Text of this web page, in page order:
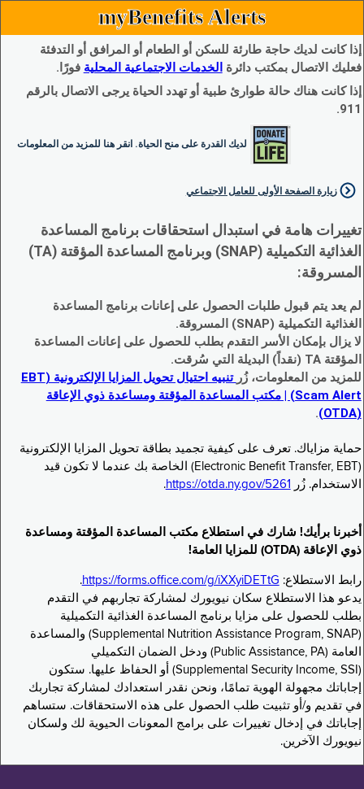
myBenefits Alerts
إذا كانت لديك حاجة طارئة للسكن أو الطعام أو المرافق أو التدفئة
فعليك الاتصال بمكتب دائرة الخدمات الاجتماعية المحلية فورًا.
إذا كانت هناك حالة طوارئ طبية أو تهدد الحياة يرجى الاتصال بالرقم
911.
لديك القدرة على منح الحياة. انقر هنا للمزيد من المعلومات
زيارة الصفحة الأولى للعامل الاجتماعي
تغييرات هامة في استبدال استحقاقات برنامج المساعدة
الغذائية التكميلية (SNAP) وبرنامج المساعدة المؤقتة (TA)
المسروقة:
لم يعد يتم قبول طلبات الحصول على إعانات برنامج المساعدة
الغذائية التكميلية (SNAP) المسروقة.
لا يزال بإمكان الأسر التقدم بطلب للحصول على إعانات المساعدة
المؤقتة TA (نقداً) البديلة التي سُرقت.
للمزيد من المعلومات، زُر
تنبيه احتيال تحويل المزايا الإلكترونية (EBT
Scam Alert) | مكتب المساعدة المؤقتة ومساعدة ذوي الإعاقة
(OTDA)
.
حماية مزاياك. تعرف على كيفية تجميد بطاقة تحويل المزايا الإلكترونية
(Electronic Benefit Transfer, EBT) الخاصة بك عندما لا تكون قيد
الاستخدام. زُر
https://otda.ny.gov/5261
.
أخبرنا برأيك! شارك في استطلاع مكتب المساعدة المؤقتة ومساعدة
ذوي الإعاقة (OTDA) للمزايا العامة!
رابط الاستطلاع: https://forms.office.com/g/iXXyiDETtG
.
يدعو هذا الاستطلاع سكان نيويورك لمشاركة تجاربهم في التقدم
بطلب للحصول على مزايا برنامج المساعدة الغذائية التكميلية
(Supplemental Nutrition Assistance Program, SNAP) والمساعدة
العامة (Public Assistance, PA) ودخل الضمان التكميلي
(Supplemental Security Income, SSI) أو الحفاظ عليها. ستكون
إجاباتك مجهولة الهوية تمامًا، ونحن نقدر استعدادك لمشاركة تجاربك
في تقديم و/أو تثبيت طلب الحصول على هذه الاستحقاقات. ستساهم
إجاباتك في إدخال تغييرات على برامج المعونات الحيوية لك ولسكان
نيويورك الآخرين.